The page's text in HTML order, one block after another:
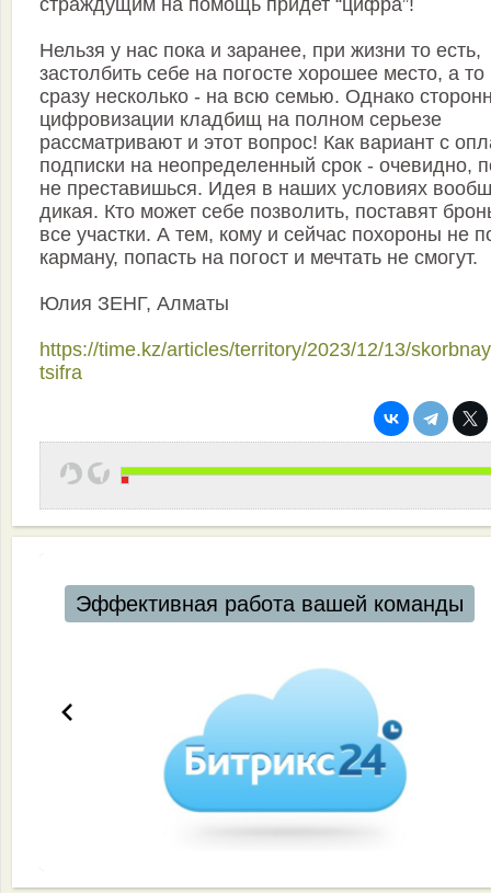
страждущим на помощь придет “цифра”!
Нельзя у нас пока и заранее, при жизни то есть,
застолбить себе на погосте хорошее место, а то
сразу несколько - на всю семью. Однако
цифровизации кладбищ на полном серьезе
рассматривают и этот вопрос! Как вариант с
подписки на неопределенный срок - очевидно,
не преставишься. Идея в наших условиях
дикая. Кто может себе позволить, поставят
все участки. А тем, кому и сейчас похороны не
карману, попасть на погост и мечтать не смогут.
Юлия ЗЕНГ, Алматы
https://time.kz/articles/territory/2023/12/13/
tsifra
Эффективная работа вашей команды